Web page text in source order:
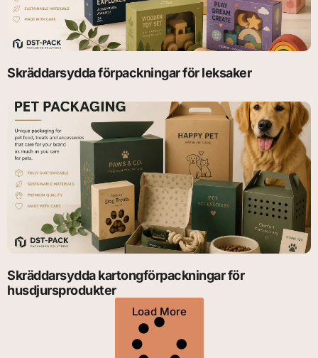
Skräddarsydda förpackningar för leksaker
Skräddarsydda kartongförpackningar för
husdjursprodukter
Load More